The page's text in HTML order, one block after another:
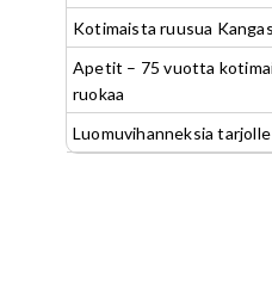
Kotimaista ruusua
Apetit – 75 vuotta
ruokaa
Luomuvihanneksia